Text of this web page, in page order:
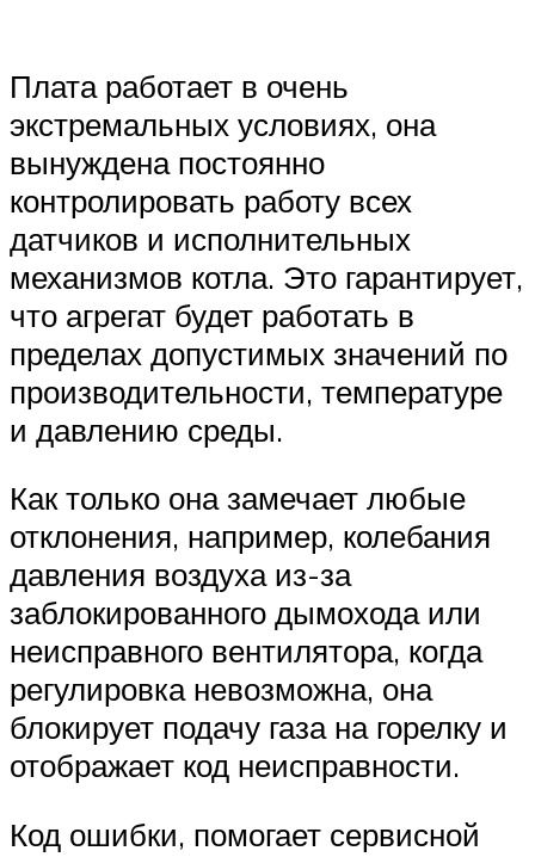
Плата работает в очень
экстремальных условиях, она
вынуждена постоянно
контролировать работу всех
датчиков и исполнительных
механизмов котла. Это гарантирует,
что агрегат будет работать в
пределах допустимых значений по
производительности, температуре
и давлению среды.
Как только она замечает любые
отклонения, например, колебания
давления воздуха из-за
заблокированного дымохода или
неисправного вентилятора, когда
регулировка невозможна, она
блокирует подачу газа на горелку и
отображает код неисправности.
Код ошибки, помогает сервисной